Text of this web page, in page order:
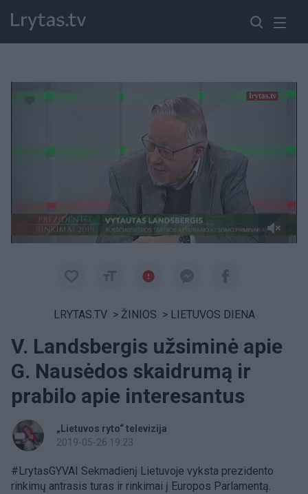
Paremkite Ukrainą
LRYTAS.TV > ŽINIOS > LIETUVOS DIENA
V. Landsbergis užsiminė apie
G. Nausėdos skaidrumą ir
prabilo apie interesantus
„Lietuvos ryto“ televizija
2019-05-26 19:23
#LrytasGYVAI Sekmadienį Lietuvoje vyksta prezidento
rinkimų antrasis turas ir rinkimai į Europos Parlamentą.